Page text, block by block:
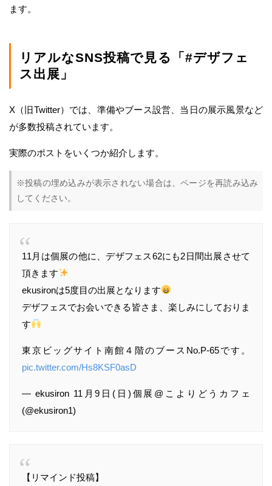
ます。
リアルなSNS投稿で見る「#デザフェ
ス出展」
X（旧Twitter）では、準備やブース設営、当日の展示風景など
が多数投稿されています。
実際のポストをいくつか紹介します。
※投稿の埋め込みが表示されない場合は、ページを再読み込み
してください。
11月は個展の他に、デザフェス62にも2日間出展させて
頂きます
ekusironは5度目の出展となります
デザフェスでお会いできる皆さま、楽しみにしておりま
す
東京ビッグサイト南館４階のブースNo.P-65です。
pic.twitter.com/Hs8KSF0asD
— ekusiron 11月9日(日)個展@こよりどうカフェ
(@ekusiron1)
【リマインド投稿】